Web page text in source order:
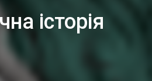
історія